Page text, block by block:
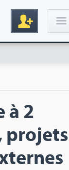
Inscription
à 2
projets